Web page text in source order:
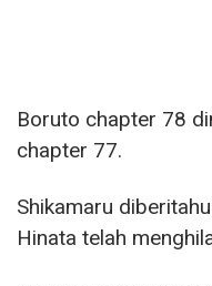
Boruto chapter 78
chapter 77.
Shikamaru
Hinata telah